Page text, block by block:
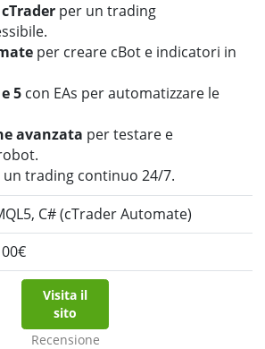
per un trading
per creare cBot e indicatori in
5con EAs per automatizzare le
avanzata per testare e
trading continuo 24/7.
C# (cTrader Automate)
€
Visita il
sito
Recensione